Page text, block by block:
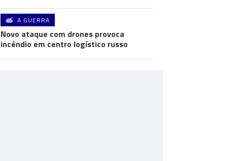
A GUERRA
Novo ataque com drones provoca
incêndio em centro logístico russo